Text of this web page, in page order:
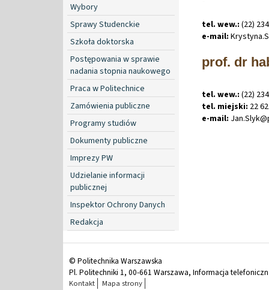
Wybory
Sprawy Studenckie
Szkoła doktorska
Postępowania w sprawie
nadania stopnia naukowego
Praca w Politechnice
Zamówienia publiczne
Programy studiów
Dokumenty publiczne
Imprezy PW
Udzielanie informacji
publicznej
Inspektor Ochrony Danych
Redakcja
tel. wew.: (22)
e-mail: Krystyna.
prof. dr
tel. wew.: (22)
tel. miejski: 22
e-mail: Jan.
© Politechnika Warszawska
Pl. Politechniki 1, 00-661 Warszawa, Informacja
Kontakt Mapa strony